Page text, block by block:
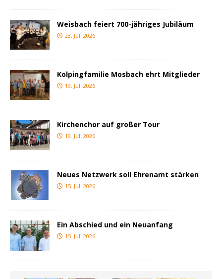
Weisbach feiert 700-jähriges Jubiläum
23. Juli 2026
Kolpingfamilie Mosbach ehrt Mitglieder
19. Juli 2026
Kirchenchor auf großer Tour
19. Juli 2026
Neues Netzwerk soll Ehrenamt stärken
15. Juli 2026
Ein Abschied und ein Neuanfang
15. Juli 2026